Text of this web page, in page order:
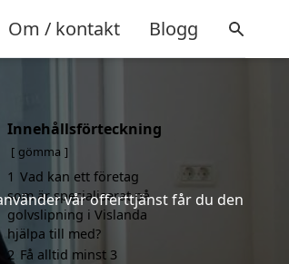
Om / kontakt Blogg
vår offerttjänst får du den
Innehållsförteckning
gömma
1 Vad kan ett företag
som är specialiserat på
golvslipning i Vislanda
hjälpa till med?
2 Få alltid minst 3